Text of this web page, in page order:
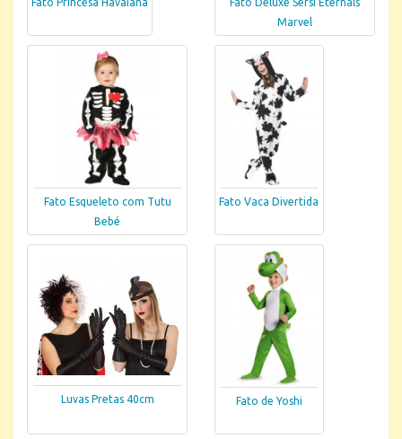
Fato Princesa Havaiana
Fato Deluxe Sersi Eternals
Marvel
Fato Esqueleto com Tutu
Bebé
Fato Vaca Divertida
Luvas Pretas 40cm Fato de Yoshi